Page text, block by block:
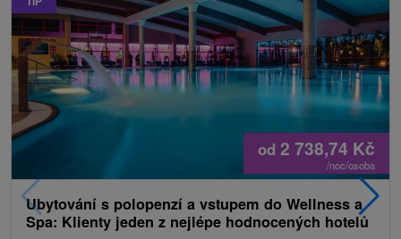
od 2 738,74 Kč
/noc/osoba
Ubytování s polopenzí a vstupem do Wellness a
Spa: Klienty jeden z nejlépe hodnocených hotelů